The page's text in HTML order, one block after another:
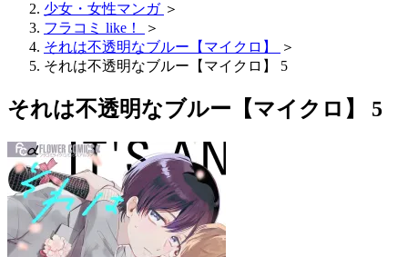
少女・女性マンガ ＞
フラコミ like！
＞
それは不透明なブルー【マイクロ】
＞
それは不透明なブルー【マイクロ】 5
それは不透明なブルー【マイクロ】 5